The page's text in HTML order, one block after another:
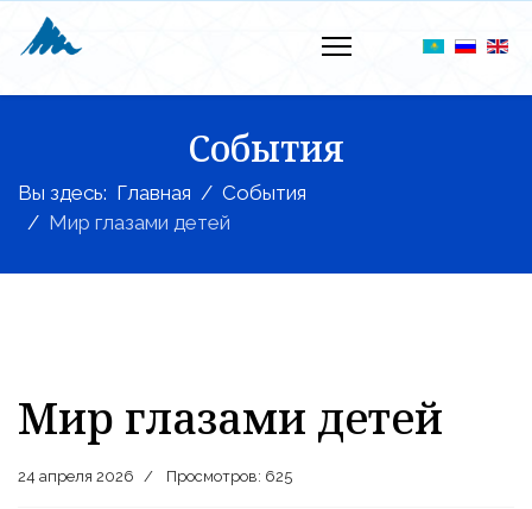
События
Вы здесь: Главная
События
Мир глазами детей
Мир глазами детей
24 апреля 2026 Просмотров: 625